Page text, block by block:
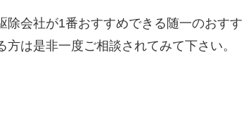
会社が1番おすすめできる随一のおすす
は是非一度ご相談されてみて下さい。